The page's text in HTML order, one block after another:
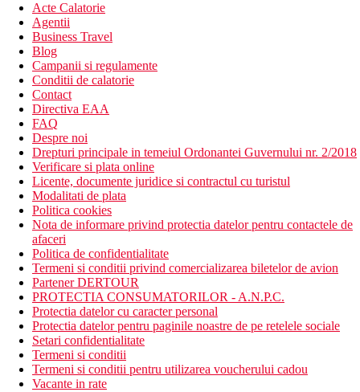
Acte Calatorie
Agentii
Business Travel
Blog
Campanii si regulamente
Conditii de calatorie
Contact
Directiva EAA
FAQ
Despre noi
Drepturi principale in temeiul Ordonantei Guvernului nr. 2/2018
Verificare si plata online
Licente, documente juridice si contractul cu turistul
Modalitati de plata
Politica cookies
Nota de informare privind protectia datelor pentru contactele de
afaceri
Politica de confidentialitate
Termeni si conditii privind comercializarea biletelor de avion
Partener DERTOUR
PROTECTIA CONSUMATORILOR - A.N.P.C.
Protectia datelor cu caracter personal
Protectia datelor pentru paginile noastre de pe retelele sociale
Setari confidentialitate
Termeni si conditii
Termeni si conditii pentru utilizarea voucherului cadou
Vacante in rate